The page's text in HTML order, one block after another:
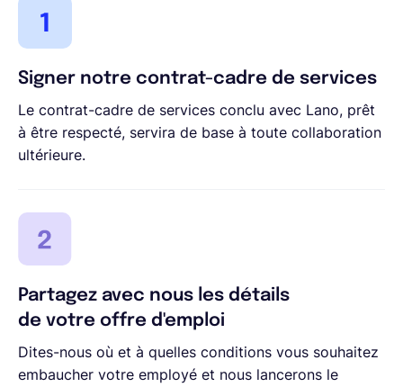
Signer notre contrat-cadre de services
Le contrat-cadre de services conclu avec Lano, prêt
à être respecté, servira de base à toute collaboration
ultérieure.
Partagez avec nous les détails
de votre offre d'emploi
Dites-nous où et à quelles conditions vous souhaitez
embaucher votre employé et nous lancerons le